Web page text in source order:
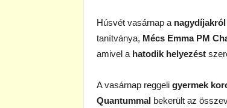
Húsvét vasárnap a nagydíjakról
tanítványa, Mécs Emma PM
amivel a hatodik helyezést
A vasárnap reggeli gyermek
Quantummal bekerült az